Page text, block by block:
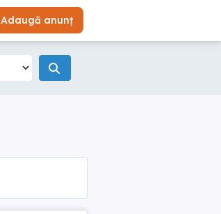
Adaugă anunț